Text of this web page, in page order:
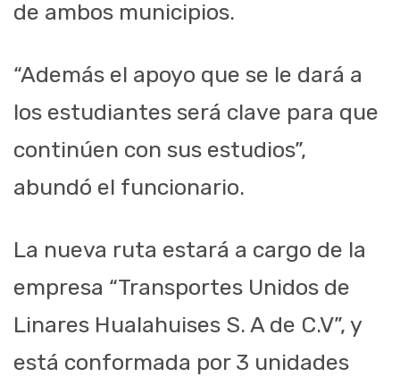
de ambos municipios.
“Además el apoyo que se le dará a
los estudiantes será clave para que
continúen con sus estudios”,
abundó el funcionario.
La nueva ruta estará a cargo de la
empresa “Transportes Unidos de
Linares Hualahuises S. A de C.V”, y
está conformada por 3 unidades